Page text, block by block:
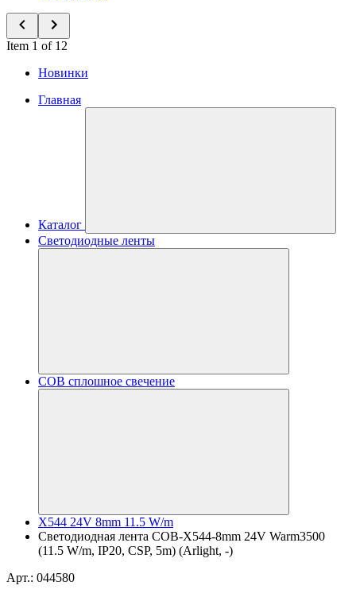
Item 1 of 12
Новинки
Главная
Каталог
Светодиодные ленты
COB сплошное свечение
X544 24V 8mm 11.5 W/m
Светодиодная лента COB-X544-8mm 24V Warm3500
(11.5 W/m, IP20, CSP, 5m) (Arlight, -)
Арт.: 044580